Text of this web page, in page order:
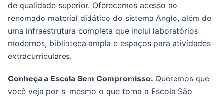
de qualidade superior. Oferecemos acesso ao
renomado material didático do sistema Anglo, além de
uma infraestrutura completa que inclui laboratórios
modernos, biblioteca ampla e espaços para atividades
extracurriculares.
Conheça a Escola Sem Compromisso: Queremos que
você veja por si mesmo o que torna a Escola São